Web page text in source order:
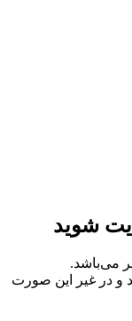
شوید
می‌باشد.
و در غیر این صورت